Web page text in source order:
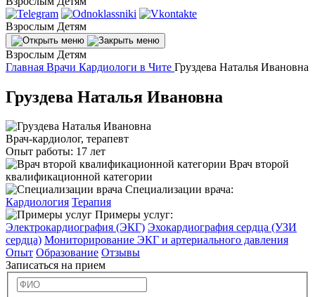
Взрослым Детям
Взрослым Детям
Главная Врачи Кардиологи в Чите Груздева Наталья Ивановна
Груздева Наталья Ивановна
Врач-кардиолог, терапевт
Опыт работы: 17 лет
Врач второй
квалификационной категории
Специализации врача:
Кардиология Терапия
Примеры услуг:
Электрокардиография (ЭКГ) Эхокардиография сердца (УЗИ
сердца) Мониторирование ЭКГ и артериального давления
Опыт Образование Отзывы
Записаться на прием